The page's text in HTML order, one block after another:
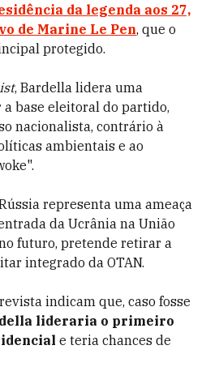
da legenda aos 27,
de Marine Le Pen, que o
protegido.
, Bardella lidera uma
base eleitoral do partido,
nacionalista, contrário à
ambientais e ao
representa uma ameaça
da Ucrânia na União
futuro, pretende retirar a
integrado da OTAN.
indicam que, caso fosse
lideraria o primeiro
e teria chances de